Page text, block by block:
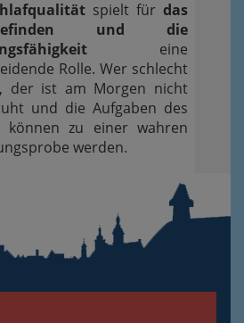
spielt für das
und die
eine
Rolle. Wer schlecht
der ist am Morgen nicht
und die Aufgaben des
können zu einer wahren
werden.